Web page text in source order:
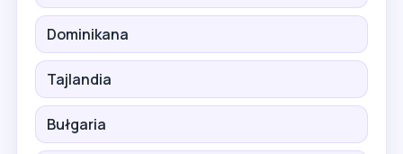
Dominikana
Tajlandia
Bułgaria